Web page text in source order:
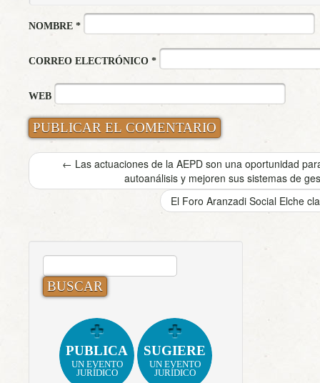
NOMBRE *
CORREO ELECTRÓNICO *
WEB
← Las actuaciones de la AEPD son una oportunidad
autoanálisis y mejoren sus sistemas de
El Foro Aranzadi Social Elche
BUSCAR:
PUBLICA
UN EVENTO
JURÍDICO
SUGIERE
UN EVENTO
JURÍDICO